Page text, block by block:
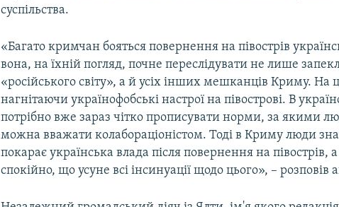
суспільства.
«Багато кримчан бояться повернення на півострів
вона, на їхній погляд, почне переслідувати не лише
«російського світу», а й усіх інших мешканців Криму. На
нагнітаючи українофобські настрої на півострові. В
потрібно вже зараз чітко прописувати норми, за якими
можна вважати колабораціоністом. Тоді в Криму люди
покарає українська влада після повернення на півострів,
спокійно, що усуне всі інсинуації щодо цього», – розповів